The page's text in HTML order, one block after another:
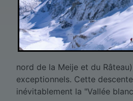
nord de la Meije et du
exceptionnels. Cette
inévitablement la "Vallée